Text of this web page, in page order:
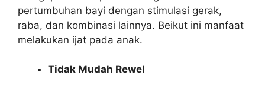
pertumbuhan bayi dengan stimulasi gerak,
raba, dan kombinasi lainnya. Beikut ini manfaat
melakukan ijat pada anak.
Tidak Mudah Rewel